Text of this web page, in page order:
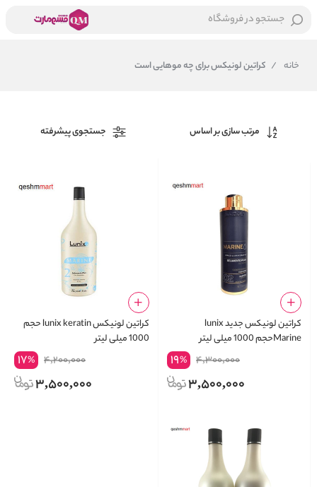
جستجو در فروشگاه
خانه / کراتین لونیکس برای چه موهایی است
مرتب سازی بر اساس جستجوی پیشرفته
کراتین لونیکس جدید lunix
Marineحجم 1000 میلی لیتر
4,300,000
19%
3,500,000
کراتین لونیکس lunix keratin حجم
1000 میلی لیتر
4,200,000
17%
3,500,000